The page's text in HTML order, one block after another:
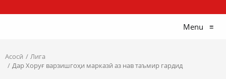
Menu ≡
Асосӣ
Лига
Дар Хоруғ варзишгоҳи марказӣ аз нав таъмир гардид